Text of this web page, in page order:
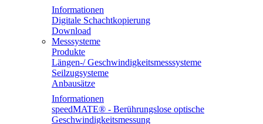
Informationen
Digitale Schachtkopierung
Download
Messsysteme
Produkte
Längen-/ Geschwindigkeitsmesssysteme
Seilzugsysteme
Anbausätze
Informationen
speedMATE® - Berührungslose optische
Geschwindigkeitsmessung